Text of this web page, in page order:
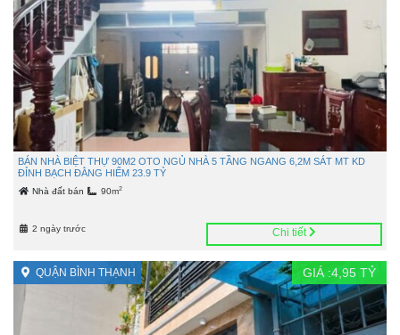
BÁN NHÀ BIỆT THỰ 90M2 OTO NGỦ NHÀ 5 TẦNG NGANG 6,2M SÁT MT KD
ĐỈNH BẠCH ĐẰNG HIẾM 23.9 TỶ
Nhà đất bán 90m2
2 ngày trước Chi tiết
QUẬN BÌNH THẠNH GIÁ :4,95 TỶ